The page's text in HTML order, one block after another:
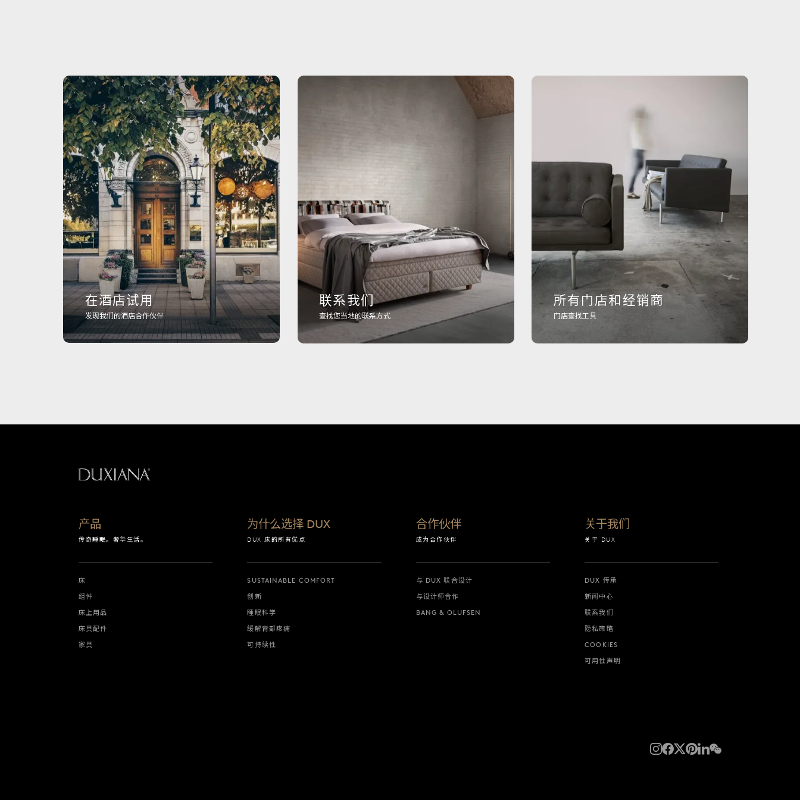
在酒店试用
发现我们的酒店合作伙伴
联系我们
查找您当地的联系方式
所有门店和经销商
门店查找工具
产品
传奇睡眠。奢华生活。
床
组件
床上用品
床具配件
家具
为什么选择 DUX
DUX 床的所有优点
SUSTAINABLE COMFORT
创新
睡眠科学
缓解背部疼痛
可持续性
合作伙伴
成为合作伙伴
与 DUX 联合设计
与设计师合作
BANG & OLUFSEN
关于我们
关于 DUX
DUX 传承
新闻中心
联系我们
隐私策略
COOKIES
可用性声明